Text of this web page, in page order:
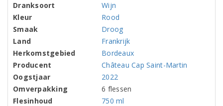
Dranksoort
Wijn
Kleur
Rood
Smaak
Droog
Land
Frankrijk
Herkomstgebied
Bordeaux
Producent
Château Cap Saint-Martin
Oogstjaar
2022
Omverpakking
6 flessen
Flesinhoud
750 ml